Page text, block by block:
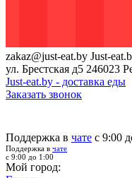
zakaz@just-eat.by Just-
ул. Брестская д5 246023
Just-eat.by - доставка еды
Заказать звонок
Поддержка в чате с 9:00
Поддержка в чате
с 9:00 до 1:00
Мой город: